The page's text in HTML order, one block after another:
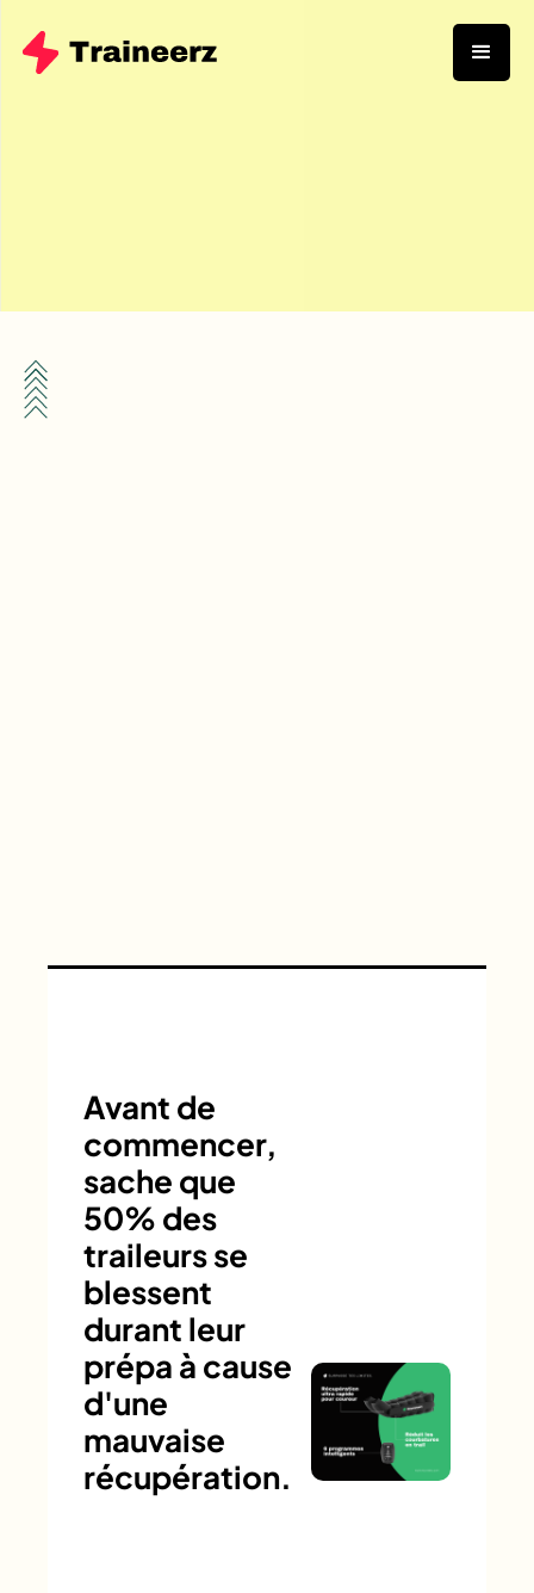
Avant de
commencer,
sache que
50% des
traileurs se
blessent
durant leur
prépa à cause
d'une
mauvaise
récupération.